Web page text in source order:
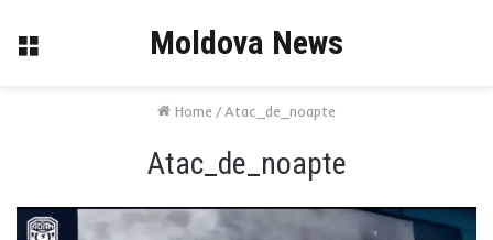
Menu Moldova News
Home / Atac_de_noapte
Atac_de_noapte